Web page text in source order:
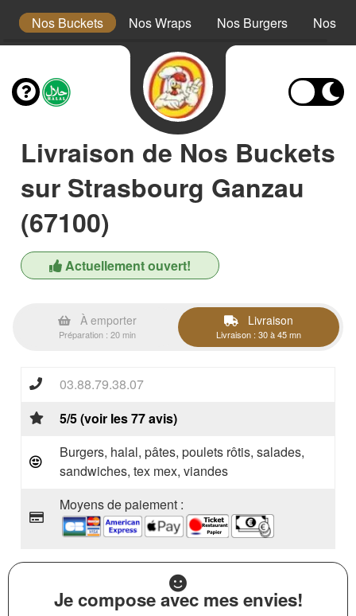
Nos Buckets Nos Wraps Nos Burgers Nos
Livraison de Nos Buckets
sur Strasbourg Ganzau
(67100)
Actuellement ouvert!
À emporter
Préparation : 20 min
Livraison
Livraison : 30 à 45 mn
03.88.79.38.07
5/5 (voir les 77 avis)
Burgers, halal, pâtes, poulets rôtis, salades,
sandwiches, tex mex, viandes
Moyens de paiement :
Je compose avec mes envies!